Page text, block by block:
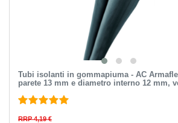
Tubi isolanti in gommapiuma - AC
parete 13 mm e diametro interno 12 mm,
RRP 4,19 €